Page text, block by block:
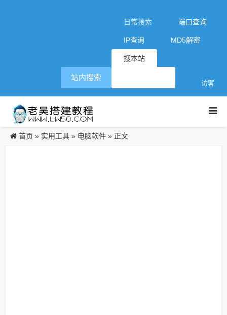
日常搜索 端口查询
IP查询 MD5解密
搜本站
访客
站内搜索
首页 » 实用工具 » 电脑软件 » 正文